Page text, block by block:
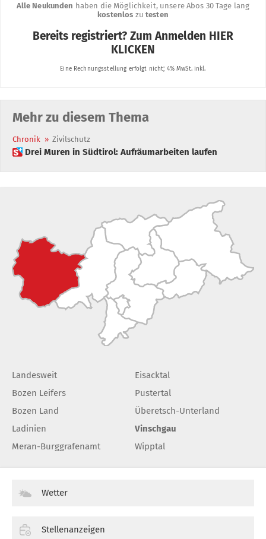
Mehr zu diesem Thema
Chronik » Zivilschutz
 Drei Muren in Südtirol: Aufräumarbeiten laufen
Landesweit
Bozen Leifers
Bozen Land
Ladinien
Meran-Burggrafenamt
Eisacktal
Pustertal
Überetsch-Unterland
Vinschgau
Wipptal
Wetter
Stellenanzeigen